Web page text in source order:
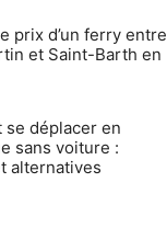
prix d’un ferry entre
et Saint-Barth en
se déplacer en
sans voiture :
alternatives